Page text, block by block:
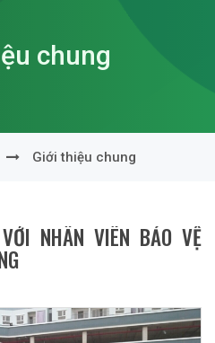
chung
Giới thiệu chung
NHÂN VIÊN BẢO VỆ